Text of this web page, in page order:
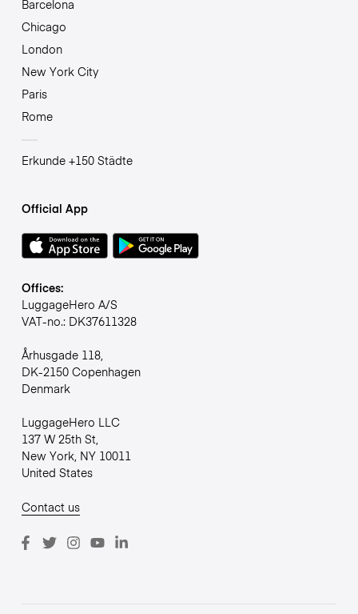
Barcelona
Chicago
London
New York City
Paris
Rome
Erkunde +150 Städte
Official App
Offices:
LuggageHero A/S
VAT-no.: DK37611328
Århusgade 118,
DK-2150 Copenhagen
Denmark
LuggageHero LLC
137 W 25th St,
New York, NY 10011
United States
Contact us